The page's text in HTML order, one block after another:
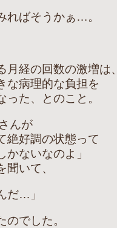
ればそうかぁ…。
月経の回数の激増は、
な病理的な負担を
った、とのこと。
んが
絶好調の状態って
ないなのよ」
聞いて、
だ…」
のでした。